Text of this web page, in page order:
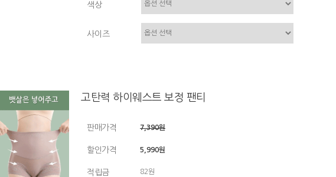
색상
사이즈
고탄력 하이웨스트 보정 팬티
판매가격 7,390원
할인가격 5,990원
적립금 82원